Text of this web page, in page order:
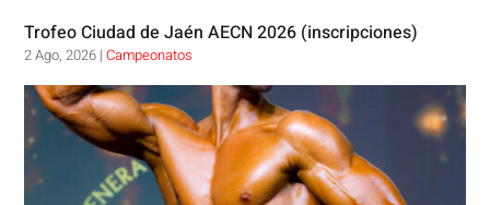
Trofeo Ciudad de Jaén AECN 2026 (inscripciones)
2 Ago, 2026 |Campeonatos